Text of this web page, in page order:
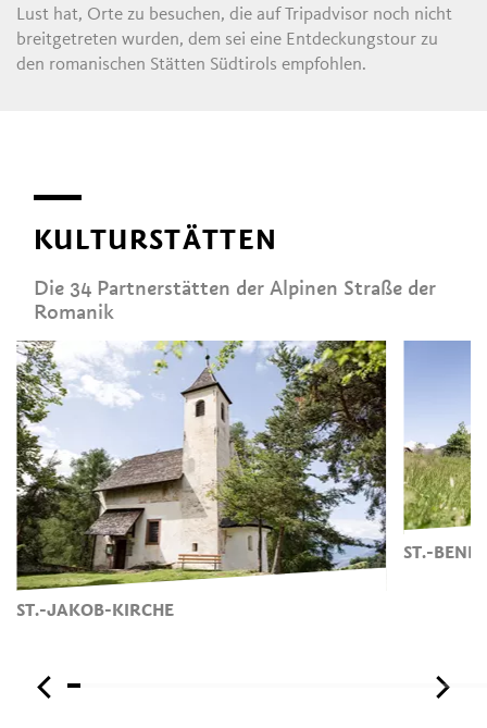
Lust hat, Orte zu besuchen, die auf Tripadvisor noch nicht
breitgetreten wurden, dem sei eine Entdeckungstour zu
den romanischen Stätten Südtirols empfohlen.
KULTURSTÄTTEN
Die 34 Partnerstätten der Alpinen Straße der
Romanik
ST.-JAKOB-KIRCHE
ST.-